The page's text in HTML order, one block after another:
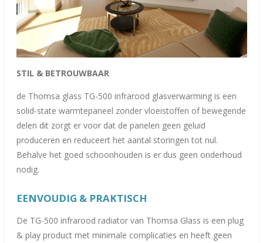
STIL & BETROUWBAAR
de Thomsa glass TG-500 infrarood glasverwarming is een
solid-state warmtepaneel zonder vloeistoffen of bewegende
delen dit zorgt er voor dat de panelen geen geluid
produceren en reduceert het aantal storingen tot nul.
Behalve het goed schoonhouden is er dus geen onderhoud
nodig.
EENVOUDIG &PRAKTISCH
De TG-500 infrarood radiator van Thomsa Glass is een plug
& play product met minimale complicaties en heeft geen